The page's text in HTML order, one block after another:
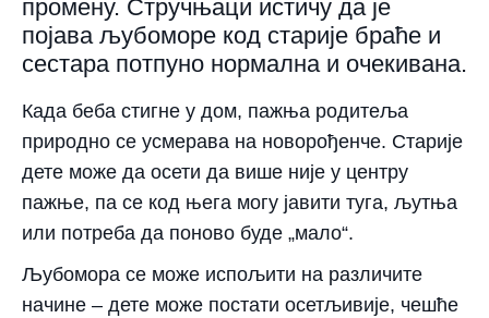
промену. Стручњаци истичу да је
појава љубоморе код старије браће и
сестара потпуно нормална и очекивана.
Када беба стигне у дом, пажња родитеља
природно се усмерава на новорођенче. Старије
дете може да осети да више није у центру
пажње, па се код њега могу јавити туга, љутња
или потреба да поново буде „мало“.
Љубомора се може испољити на различите
начине – дете може постати осетљивије, чешће